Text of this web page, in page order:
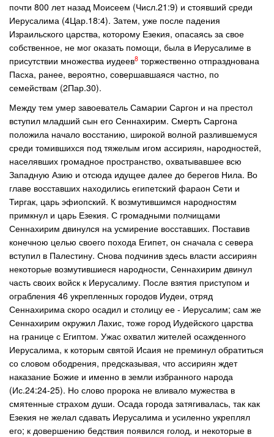
почти 800 лет назад Моисеем (Числ.21:9) и стоявший среди
Иерусалима (4Цар.18:4). Затем, уже после падения
Израильского царства, которому Езекия, опасаясь за свое
собственное, не мог оказать помощи, была в Иерусалиме в
присутствии множества иудеев8 торжественно отпразднована
Пасха, ранее, вероятно, совершавшаяся частно, по
семействам (2Пар.30).
Между тем умер завоеватель Самарии Саргон и на престол
вступил младший сын его Сеннахирим. Смерть Саргона
положила начало восстанию, широкой волной разлившемуся
среди томившихся под тяжелым игом ассириян, народностей,
населявших громадное пространство, охватывавшее всю
Западную Азию и отсюда идущее далее до берегов Нила. Во
главе восставших находились египетский фараон Сети и
Тиргак, царь эфиопский. К возмутившимся народностям
примкнул и царь Езекия. С громадными полчищами
Сеннахирим двинулся на усмирение восставших. Поставив
конечною целью своего похода Египет, он сначала с севера
вступил в Палестину. Снова подчинив здесь власти ассириян
некоторые возмутившиеся народности, Сеннахирим двинул
часть своих войск к Иерусалиму. После взятия приступом и
ограбления 46 укрепленных городов Иудеи, отряд
Сеннахирима скоро осадил и столицу ее - Иерусалим; сам же
Сеннахирим окружил Лахис, тоже город Иудейского царства
на границе с Египтом. Ужас охватил жителей осажденного
Иерусалима, к которым святой Исаия не преминул обратиться
со словом ободрения, предсказывая, что ассириян ждет
наказание Божие и именно в земли избранного народа
(Ис.24:24-25). Но слово пророка не вливало мужества в
смятенные страхом души. Осада города затягивалась, так как
Езекия не желал сдавать Иерусалима и усиленно укреплял
его; к довершению бедствия появился голод, и некоторые в